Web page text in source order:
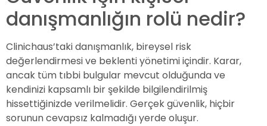
danışmanlığın rolü nedir?
Clinichaus’taki danışmanlık, bireysel risk
değerlendirmesi ve beklenti yönetimi içindir. Karar,
ancak tüm tıbbi bulgular mevcut olduğunda ve
kendinizi kapsamlı bir şekilde bilgilendirilmiş
hissettiğinizde verilmelidir. Gerçek güvenlik, hiçbir
sorunun cevapsız kalmadığı yerde oluşur.